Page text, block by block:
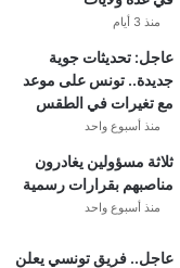
منذ 3 أيام
عاجل: تحديثات جوية
جديدة.. تونس على موعد
مع تغيرات في الطقس
منذ أسبوع واحد
ثلاثة مسؤولين يغادرون
مناصبهم بقرارات رسمية
منذ أسبوع واحد
عاجل.. فريق تونسي يعلن